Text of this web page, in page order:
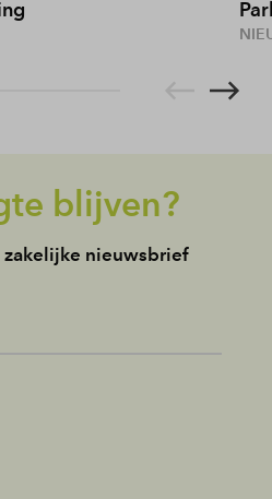
blijven?
zakelijke nieuwsbrief